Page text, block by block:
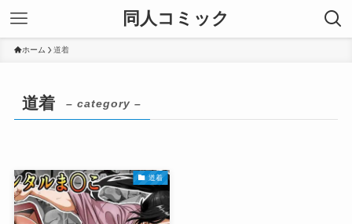
同人コミック
ホーム 道着
道着 – category –
道着